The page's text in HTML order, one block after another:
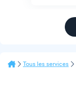
Tous les services